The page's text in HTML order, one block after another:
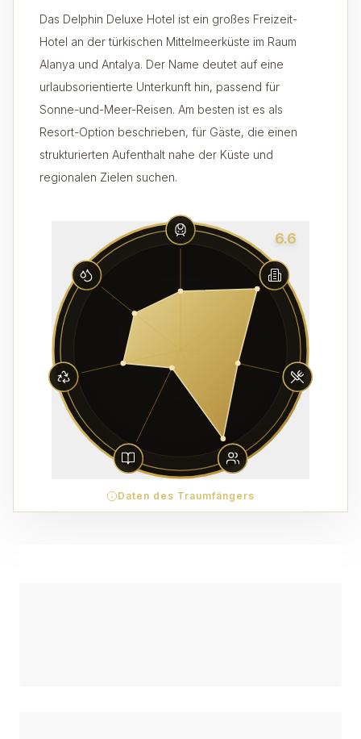
Das Delphin Deluxe Hotel ist ein großes Freizeit-
Hotel an der türkischen Mittelmeerküste im Raum
Alanya und Antalya. Der Name deutet auf eine
urlaubsorientierte Unterkunft hin, passend für
Sonne-und-Meer-Reisen. Am besten ist es als
Resort-Option beschrieben, für Gäste, die einen
strukturierten Aufenthalt nahe der Küste und
regionalen Zielen suchen.
6.6
Daten des Traumfängers